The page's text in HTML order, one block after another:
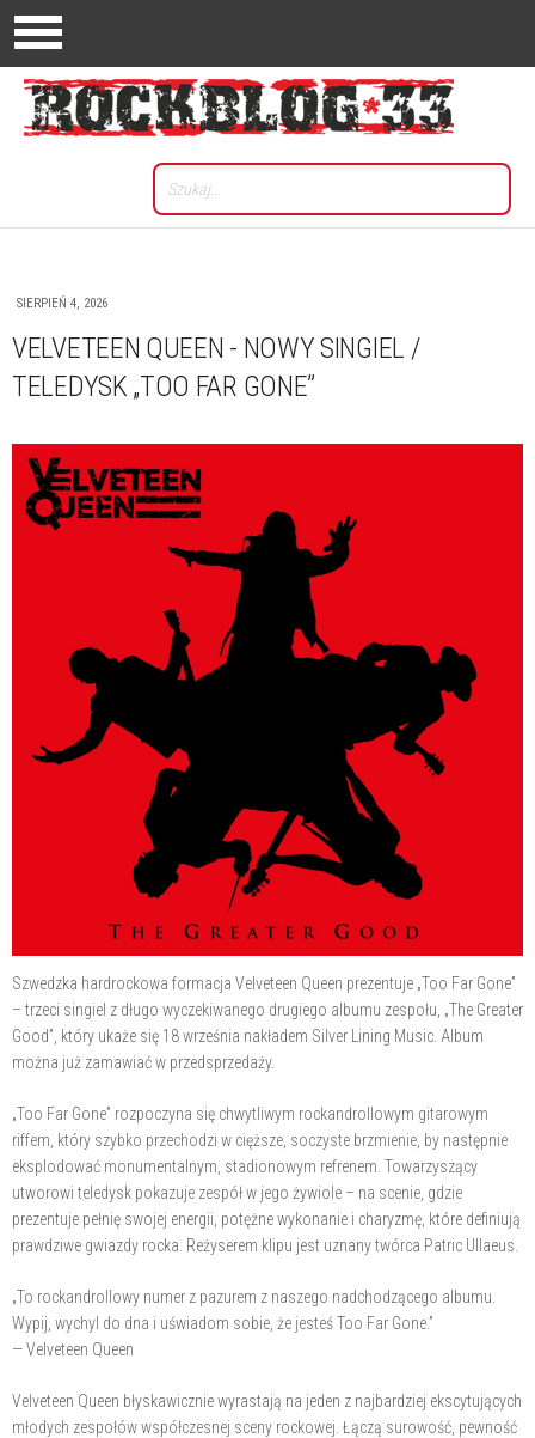
SIERPIEŃ 4, 2026
VELVETEEN QUEEN - NOWY SINGIEL /
TELEDYSK „TOO FAR GONE”
Szwedzka hardrockowa formacja Velveteen Queen prezentuje „Too Far Gone”
– trzeci singiel z długo wyczekiwanego drugiego albumu zespołu, „The Greater
Good”, który ukaże się 18 września nakładem Silver Lining Music. Album
można już zamawiać w przedsprzedaży.
„Too Far Gone” rozpoczyna się chwytliwym rockandrollowym gitarowym
riffem, który szybko przechodzi w cięższe, soczyste brzmienie, by następnie
eksplodować monumentalnym, stadionowym refrenem. Towarzyszący
utworowi teledysk pokazuje zespół w jego żywiole – na scenie, gdzie
prezentuje pełnię swojej energii, potężne wykonanie i charyzmę, które definiują
prawdziwe gwiazdy rocka. Reżyserem klipu jest uznany twórca Patric Ullaeus.
„To rockandrollowy numer z pazurem z naszego nadchodzącego albumu.
Wypij, wychyl do dna i uświadom sobie, że jesteś Too Far Gone.”
— Velveteen Queen
Velveteen Queen błyskawicznie wyrastają na jeden z najbardziej ekscytujących
młodych zespołów współczesnej sceny rockowej. Łączą surowość, pewność